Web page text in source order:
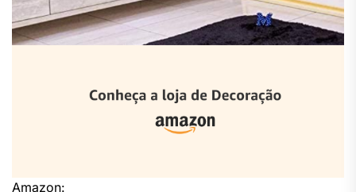
Amazon: